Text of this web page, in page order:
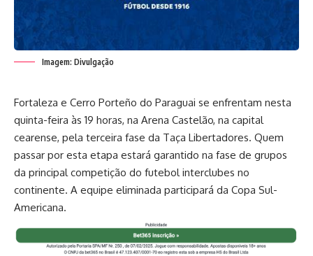
Imagem: Divulgação
Fortaleza e Cerro Porteño do Paraguai se enfrentam nesta
quinta-feira às 19 horas, na Arena Castelão, na capital
cearense, pela terceira fase da Taça Libertadores. Quem
passar por esta etapa estará garantido na fase de grupos
da principal competição do futebol interclubes no
continente. A equipe eliminada participará da Copa Sul-
Americana.